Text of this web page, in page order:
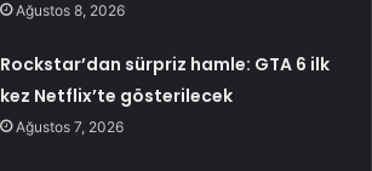
Ağustos 8, 2026
Rockstar’dan sürpriz hamle: GTA 6 ilk
kez Netflix’te gösterilecek
Ağustos 7, 2026